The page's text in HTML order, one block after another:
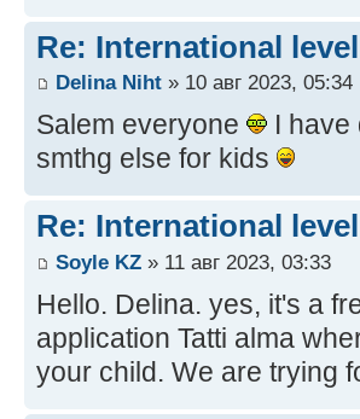
Re: International level
Delina Niht » 10 авг 2023, 05:34
Salem everyone I have
smthg else for kids
Re: International level
Soyle KZ » 11 авг 2023, 03:33
Hello. Delina. yes, it's a
application Tatti alma
your child. We are trying